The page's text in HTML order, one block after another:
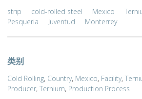
strip cold-rolled steel Mexico
Pesqueria
Juventud Monterrey
类别
Cold Rolling, Country, Mexico, Facility,
Producer, Ternium, Production Process